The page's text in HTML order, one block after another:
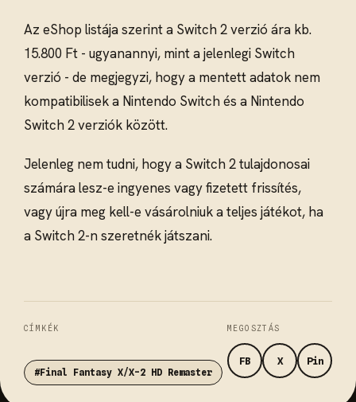
Az eShop listája szerint a Switch 2 verzió ára kb.
15.800 Ft - ugyanannyi, mint a jelenlegi Switch
verzió - de megjegyzi, hogy a mentett adatok nem
kompatibilisek a Nintendo Switch és a Nintendo
Switch 2 verziók között.
Jelenleg nem tudni, hogy a Switch 2 tulajdonosai
számára lesz-e ingyenes vagy fizetett frissítés,
vagy újra meg kell-e vásárolniuk a teljes játékot, ha
a Switch 2-n szeretnék játszani.
CÍMKÉK
#Final Fantasy X/X-2 HD Remaster
MEGOSZTÁS
FB X Pin